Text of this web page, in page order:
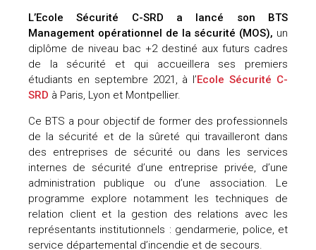
L’Ecole Sécurité C-SRD a lancé son BTS
Management opérationnel de la sécurité (MOS), un
diplôme de niveau bac +2 destiné aux futurs cadres
de la sécurité et qui accueillera ses premiers
étudiants en septembre 2021, à l’Ecole Sécurité C-
SRD à Paris, Lyon et Montpellier.
Ce BTS a pour objectif de former des professionnels
de la sécurité et de la sûreté qui travailleront dans
des entreprises de sécurité ou dans les services
internes de sécurité d’une entreprise privée, d’une
administration publique ou d’une association. Le
programme explore notamment les techniques de
relation client et la gestion des relations avec les
représentants institutionnels : gendarmerie, police, et
service départemental d’incendie et de secours.